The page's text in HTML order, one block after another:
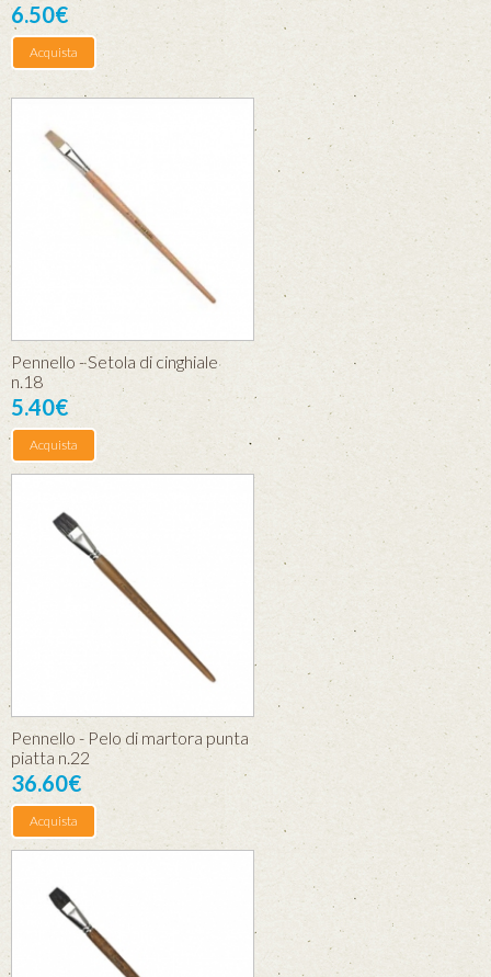
6.50€
Acquista
Pennello - Setola di cinghiale
n.18
5.40€
Acquista
Pennello - Pelo di martora punta
piatta n.22
36.60€
Acquista